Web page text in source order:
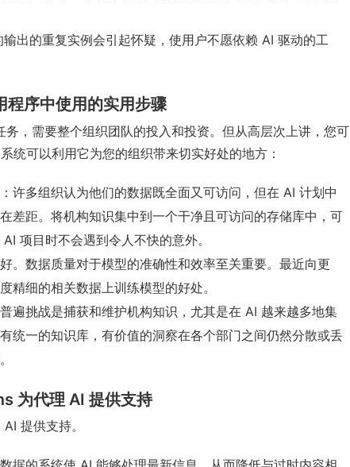
出的重复实例会引起怀疑，使用户不愿依赖 AI 驱动的工
程序中使用的实用步骤
，需要整个组织团队的投入和投资。但从高层次上讲，您可
统可以利用它为您的组织带来切实好处的地方：
许多组织认为他们的数据既全面又可访问，但在 AI 计划中
差距。将机构知识集中到一个干净且可访问的存储库中，可
项目时不会遇到令人不快的意外。
。数据质量对于模型的准确性和效率至关重要。最近向更
精细的相关数据上训练模型的好处。
遍挑战是捕获和维护机构知识，尤其是在 AI 越来越多地集
统一的知识库，有价值的洞察在各个部门之间仍然分散或丢
为代理 AI 提供支持
提供支持。